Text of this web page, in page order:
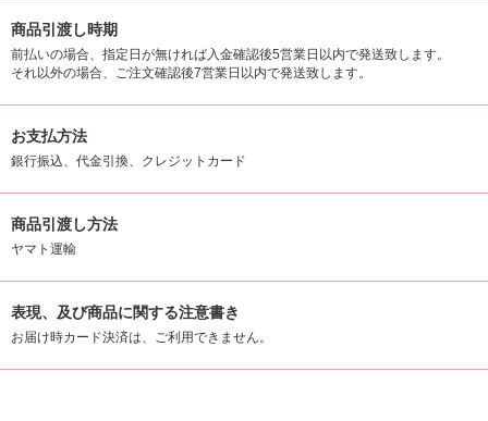
商品引渡し時期
前払いの場合、指定日が無ければ入金確認後5営業日以内で発送致します。
それ以外の場合、ご注文確認後7営業日以内で発送致します。
お支払方法
銀行振込、代金引換、クレジットカード
商品引渡し方法
ヤマト運輸
表現、及び商品に関する注意書き
お届け時カード決済は、ご利用できません。